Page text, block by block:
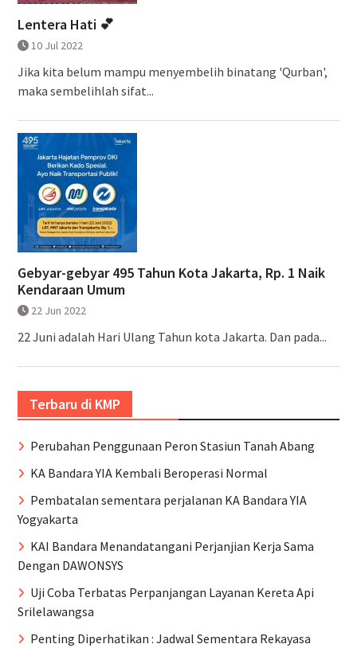
Lentera Hati 💕
10 Jul 2022
Jika kita belum mampu menyembelih binatang 'Qurban',
maka sembelihlah sifat...
Gebyar-gebyar 495 Tahun Kota Jakarta, Rp. 1 Naik
Kendaraan Umum
22 Jun 2022
22 Juni adalah Hari Ulang Tahun kota Jakarta. Dan pada...
Terbaru di KMP
Perubahan Penggunaan Peron Stasiun Tanah Abang
KA Bandara YIA Kembali Beroperasi Normal
Pembatalan sementara perjalanan KA Bandara YIA
Yogyakarta
KAI Bandara Menandatangani Perjanjian Kerja Sama
Dengan DAWONSYS
Uji Coba Terbatas Perpanjangan Layanan Kereta Api
Srilelawangsa
Penting Diperhatikan : Jadwal Sementara Rekayasa